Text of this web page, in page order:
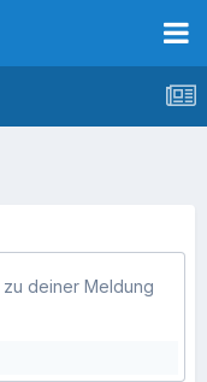
deiner Meldung